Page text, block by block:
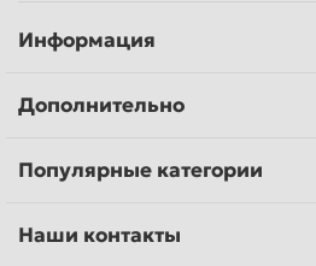
Информация
Дополнительно
Популярные категории
Наши контакты